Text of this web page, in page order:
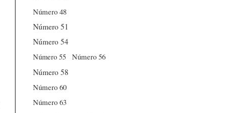
Número 48
Número 51
Número 54
Número 55
Número 56
Número 58
Número 60
Número 63